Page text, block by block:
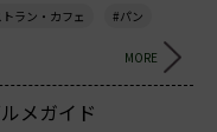
ラン・カフェ #パン
MORE